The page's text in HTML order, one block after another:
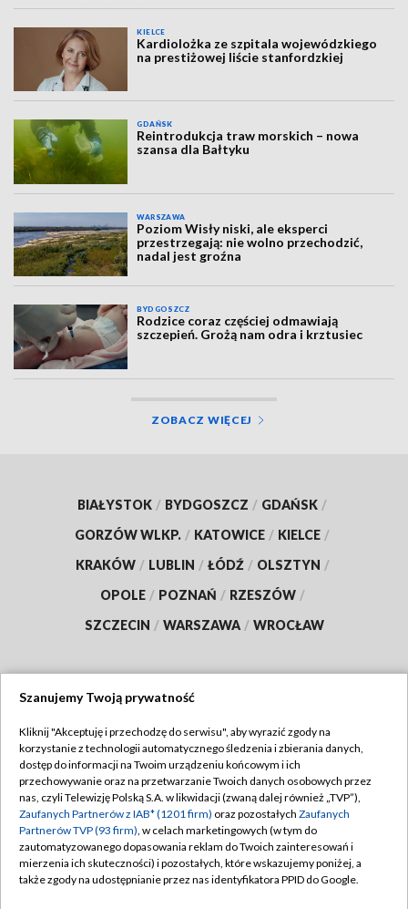
KIELCE
Kardiolożka ze szpitala wojewódzkiego
na prestiżowej liście stanfordzkiej
GDAŃSK
Reintrodukcja traw morskich – nowa
szansa dla Bałtyku
WARSZAWA
Poziom Wisły niski, ale eksperci
przestrzegają: nie wolno przechodzić,
nadal jest groźna
BYDGOSZCZ
Rodzice coraz częściej odmawiają
szczepień. Grożą nam odra i krztusiec
ZOBACZ WIĘCEJ
BIAŁYSTOK / BYDGOSZCZ / GDAŃSK /
GORZÓW WLKP. / KATOWICE / KIELCE /
KRAKÓW / LUBLIN / ŁÓDŹ / OLSZTYN /
OPOLE / POZNAŃ / RZESZÓW /
SZCZECIN / WARSZAWA / WROCŁAW
TVP
Abonament TVP
Emisja w TVP
Centrum informacji TVP
Naziemna Telewizja Cyfrowa
Regulamin TVP
Polityka prywatności
Moje zgody
Pomoc
Szanujemy Twoją prywatność
Kliknij "Akceptuję i przechodzę do serwisu", aby wyrazić zgody na
korzystanie z technologii automatycznego śledzenia i zbierania danych,
dostęp do informacji na Twoim urządzeniu końcowym i ich
przechowywanie oraz na przetwarzanie Twoich danych osobowych przez
nas, czyli Telewizję Polską S.A. w likwidacji (zwaną dalej również „TVP”),
Zaufanych Partnerów z IAB* (1201 firm) oraz pozostałych Zaufanych
Partnerów TVP (93 firm), w celach marketingowych (w tym do
zautomatyzowanego dopasowania reklam do Twoich zainteresowań i
mierzenia ich skuteczności) i pozostałych, które wskazujemy poniżej, a
także zgody na udostępnianie przez nas identyfikatora PPID do Google.